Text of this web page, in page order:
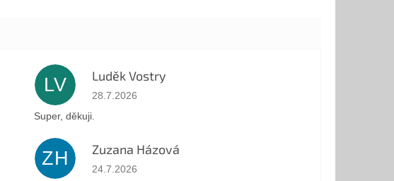
LV Luděk Vostry
Az áruház értékelése 5-ből 5 csillag.
28.7.2026
Super, děkuji.
ZH Zuzana Házová
Az áruház értékelése 5-ből 5 csillag.
24.7.2026